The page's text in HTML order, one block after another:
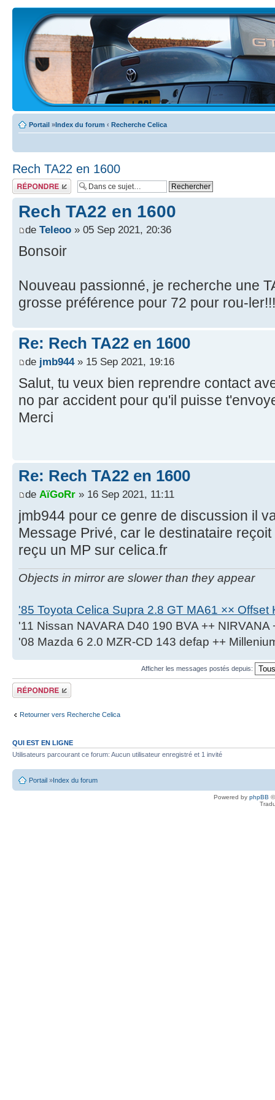
Portail »Index du forum ‹ Recherche Celica
Rech TA22 en 1600
Écrire un
commentaire
Rech TA22 en 1600
de Teleoo » 05 Sep 2021, 20:36
Bonsoir
Nouveau passionné, je recherche une
grosse préférence pour 72 pour rou-
Re: Rech TA22 en 1600
de jmb944» 15 Sep 2021, 19:16
Salut, tu veux bien reprendre contact
no par accident pour qu'il puisse
Merci
Re: Rech TA22 en 1600
de AïGoRr » 16 Sep 2021, 11:11
jmb944 pour ce genre de discussion il
Message Privé, car le destinataire
reçu un MP sur celica.fr
Objects in mirror are slower than they appear
'85 Toyota Celica Supra 2.8 GT MA61 ×× Offset
'11 Nissan NAVARA D40 190 BVA ++ NIRVANA
'08 Mazda 6 2.0 MZR-CD 143 defap ++
Afficher les messages postés depuis:
Écrire un
commentaire
Retourner vers Recherche Celica
QUI EST EN LIGNE
Utilisateurs parcourant ce forum: Aucun utilisateur enregistré et 1 invité
Portail »Index du forum
Powered by phpBB